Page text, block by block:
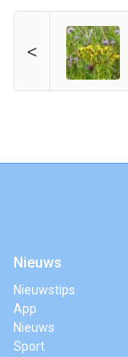
<
Nieuws
Nieuwstips
App
Nieuws
Sport